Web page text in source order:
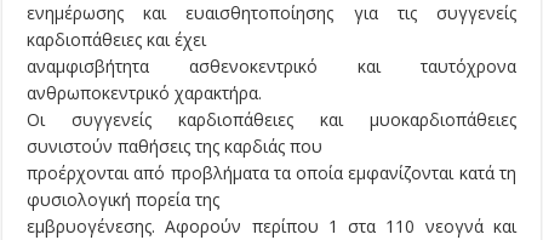
ενημέρωσης και ευαισθητοποίησης για τις συγγενείς
καρδιοπάθειες και έχει
αναμφισβήτητα ασθενοκεντρικό και ταυτόχρονα
ανθρωποκεντρικό χαρακτήρα.
Οι συγγενείς καρδιοπάθειες και μυοκαρδιοπάθειες
συνιστούν παθήσεις της καρδιάς που
προέρχονται από προβλήματα τα οποία εμφανίζονται κατά τη
φυσιολογική πορεία της
εμβρυογένεσης. Αφορούν περίπου 1 στα 110 νεογνά και